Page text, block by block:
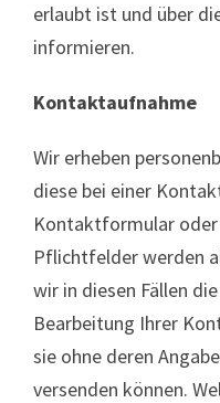
erlaubt ist und über
informieren.
Kontaktaufnahme
Wir erheben
diese bei einer
Kontaktformular
Pflichtfelder werden
wir in diesen Fällen
Bearbeitung Ihrer
sie ohne deren
versenden können.